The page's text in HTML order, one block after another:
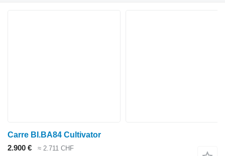
Carre BI.BA84 Cultivator
2.900 €
≈ 2.711 CHF